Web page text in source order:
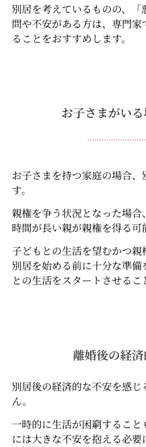
別居を考えているものの、
問や不安がある方は、専門
ることをおすすめします。
お子さまがい
お子さまを持つ家庭の場合
す。
親権を争う状況となった場
時間が長い親が親権を得る可
子どもとの生活を望むかつ親
別居を始める前に十分な準
との生活をスタートさせるこ
離婚後の経
別居後の経済的な不安を感
ん。
一時的に生活が困窮するこ
には大きな不安を抱える必要